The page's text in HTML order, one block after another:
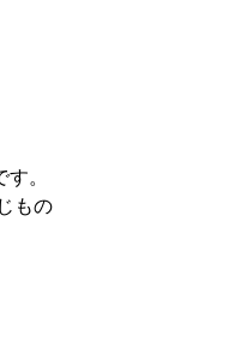
。
もの